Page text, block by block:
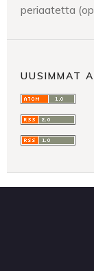
periaatetta
UUSIMMAT